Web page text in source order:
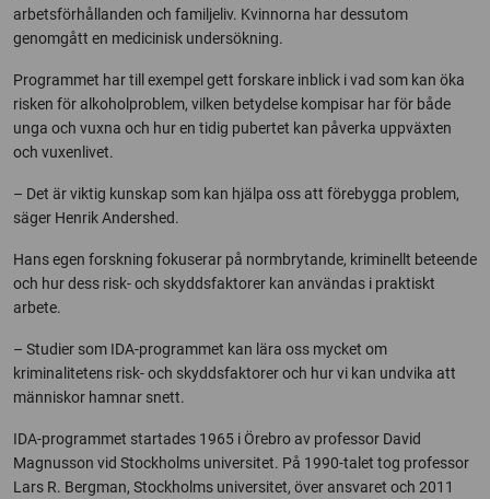
arbetsförhållanden och familjeliv. Kvinnorna har dessutom
genomgått en medicinisk undersökning.
Programmet har till exempel gett forskare inblick i vad som kan öka
risken för alkoholproblem, vilken betydelse kompisar har för både
unga och vuxna och hur en tidig pubertet kan påverka uppväxten
och vuxenlivet.
– Det är viktig kunskap som kan hjälpa oss att förebygga problem,
säger Henrik Andershed.
Hans egen forskning fokuserar på normbrytande, kriminellt beteende
och hur dess risk- och skyddsfaktorer kan användas i praktiskt
arbete.
– Studier som IDA-programmet kan lära oss mycket om
kriminalitetens risk- och skyddsfaktorer och hur vi kan undvika att
människor hamnar snett.
IDA-programmet startades 1965 i Örebro av professor David
Magnusson vid Stockholms universitet. På 1990-talet tog professor
Lars R. Bergman, Stockholms universitet, över ansvaret och 2011